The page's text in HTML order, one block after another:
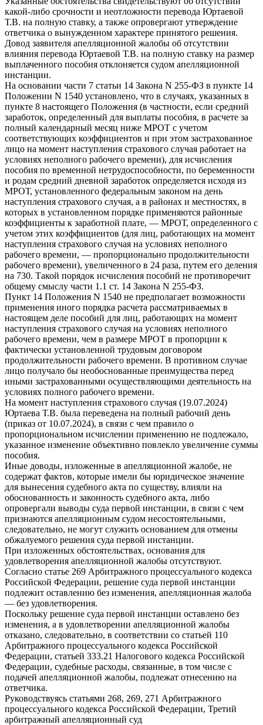
какой-либо срочности и неотложности перевода Юртаевой
Т.В. на полную ставку, а также опровергают утверждение
ответчика о вынужденном характере принятого решения.
Довод заявителя апелляционной жалобы об отсутствии
влияния перевода Юртаевой Т.В. на полную ставку на размер
выплаченного пособия отклоняется судом апелляционной
инстанции.
На основании части 7 статьи 14 Закона N 255-ФЗ в пункте 14
Положении N 1540 установлено, что в случаях, указанных в
пункте 8 настоящего Положения (в частности, если средний
заработок, определенный для выплаты пособия, в расчете за
полный календарный месяц ниже МРОТ с учетом
соответствующих коэффициентов и при этом застрахованное
лицо на момент наступления страхового случая работает на
условиях неполного рабочего времени), для исчисления
пособия по временной нетрудоспособности, по беременности
и родам средний дневной заработок определяется исходя из
МРОТ, установленного федеральным законом на день
наступления страхового случая, а в районах и местностях, в
которых в установленном порядке применяются районные
коэффициенты к заработной плате, — МРОТ, определенного с
учетом этих коэффициентов (для лиц, работающих на момент
наступления страхового случая на условиях неполного
рабочего времени, — пропорционально продолжительности
рабочего времени), увеличенного в 24 раза, путем его деления
на 730. Такой порядок исчисления пособий не противоречит
общему смыслу части 1.1 ст. 14 Закона N 255-ФЗ.
Пункт 14 Положения N 1540 не предполагает возможности
применения иного порядка расчета рассматриваемых в
настоящем деле пособий для лиц, работающих на момент
наступления страхового случая на условиях неполного
рабочего времени, чем в размере МРОТ в пропорции к
фактически установленной трудовым договором
продолжительности рабочего времени. В противном случае
лицо получало бы необоснованные преимущества перед
иными застрахованными осуществляющими деятельность на
условиях полного рабочего времени.
На момент наступления страхового случая (19.07.2024)
Юртаева Т.В. была переведена на полный рабочий день
(приказ от 10.07.2024), в связи с чем правило о
пропорциональном исчислении применению не подлежало,
указанное изменение объективно повлекло увеличение суммы
пособия.
Иные доводы, изложенные в апелляционной жалобе, не
содержат фактов, которые имели бы юридическое значение
для вынесения судебного акта по существу, влияли на
обоснованность и законность судебного акта, либо
опровергали выводы суда первой инстанции, в связи с чем
признаются апелляционным судом несостоятельными,
следовательно, не могут служить основанием для отмены
обжалуемого решения суда первой инстанции.
При изложенных обстоятельствах, основания для
удовлетворения апелляционной жалобы отсутствуют.
Согласно статье 269 Арбитражного процессуального кодекса
Российской Федерации, решение суда первой инстанции
подлежит оставлению без изменения, апелляционная жалоба
— без удовлетворения.
Поскольку решение суда первой инстанции оставлено без
изменения, а в удовлетворении апелляционной жалобы
отказано, следовательно, в соответствии со статьей 110
Арбитражного процессуального кодекса Российской
Федерации, статьей 333.21 Налогового кодекса Российской
Федерации, судебные расходы, связанные, в том числе с
подачей апелляционной жалобы, подлежат отнесению на
ответчика.
Руководствуясь статьями 268, 269, 271 Арбитражного
процессуального кодекса Российской Федерации, Третий
арбитражный апелляционный суд